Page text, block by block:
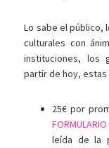
Lo sabe el público,
culturales con
instituciones, los
partir de hoy,
25€ por
FORMULARIO
leída de la